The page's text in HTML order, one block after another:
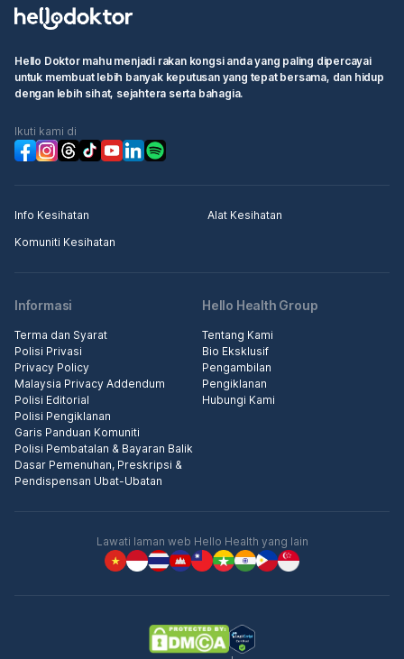
Hello Doktor mahu menjadi rakan kongsi anda yang paling dipercayai
untuk membuat lebih banyak keputusan yang tepat bersama, dan hidup
dengan lebih sihat, sejahtera serta bahagia.
Ikuti kami di
Info Kesihatan
Alat Kesihatan
Komuniti Kesihatan
Informasi
Terma dan Syarat
Polisi Privasi
Privacy Policy
Malaysia Privacy Addendum
Polisi Editorial
Polisi Pengiklanan
Garis Panduan Komuniti
Polisi Pembatalan & Bayaran Balik
Dasar Pemenuhan, Preskripsi &
Pendispensan Ubat-Ubatan
Hello Health Group
Tentang Kami
Bio Eksklusif
Pengambilan
Pengiklanan
Hubungi Kami
Lawati laman web Hello Health yang lain